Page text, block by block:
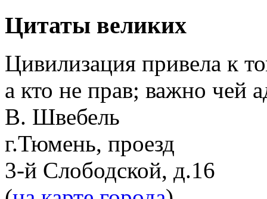
Цитаты великих
Цивилизация привела к
а кто не прав; важно чей
В. Швебель
г.Тюмень, проезд
3-й Слободской, д.16